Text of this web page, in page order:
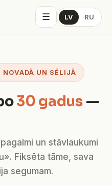
☰ LV RU
NOVADĀ UN SĒLIJĀ
30 gadus—
un stāvlaukumi
Fiksēta tāme, sava
segumam.